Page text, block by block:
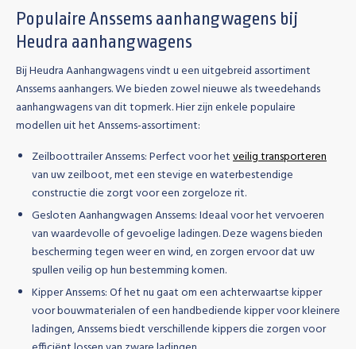
Populaire Anssems aanhangwagens bij
Heudra aanhangwagens
Bij Heudra Aanhangwagens vindt u een uitgebreid assortiment
Anssems aanhangers. We bieden zowel nieuwe als tweedehands
aanhangwagens van dit topmerk. Hier zijn enkele populaire
modellen uit het Anssems-assortiment:
Zeilboottrailer Anssems:Perfect voor hetveilig transporteren
van uw zeilboot, met een stevige en waterbestendige
constructie die zorgt voor een zorgeloze rit.
Gesloten Aanhangwagen Anssems:Ideaal voor het vervoeren
van waardevolle of gevoelige ladingen. Deze wagens bieden
bescherming tegen weer en wind, en zorgen ervoor dat uw
spullen veilig op hun bestemming komen.
Kipper Anssems:Of het nu gaat om een achterwaartse kipper
voor bouwmaterialen of een handbediende kipper voor kleinere
ladingen, Anssems biedt verschillende kippers die zorgen voor